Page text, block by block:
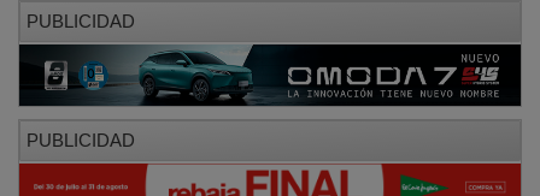
PUBLICIDAD
PUBLICIDAD